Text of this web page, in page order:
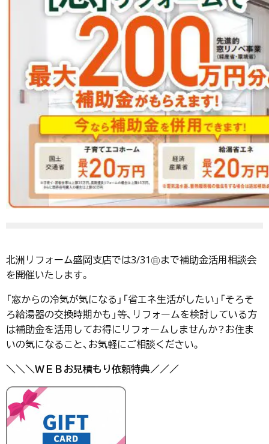
北洲リフォーム盛岡支店では3/31㊐まで補助金活用相談会
を開催いたします。
「窓からの冷気が気になる」「省エネ生活がしたい」「そろそ
ろ給湯器の交換時期かも」等、リフォームを検討している方
は補助金を活用してお得にリフォームしませんか？お住ま
いの気になること、お気軽にご相談ください。
＼＼＼ＷＥＢお見積もり依頼特典／／／